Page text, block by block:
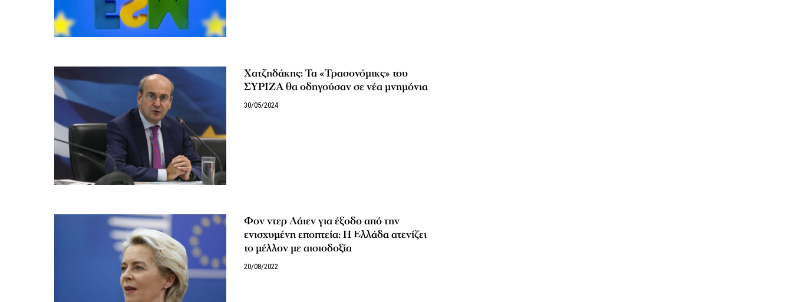
Χατζηδάκης: Τα «Τρασονόμικς» του
ΣΥΡΙΖΑ θα οδηγούσαν σε νέα μνημόνια
30/05/2024
Φον ντερ Λάιεν για έξοδο από την
ενισχυμένη εποπτεία: Η Ελλάδα ατενίζει
το μέλλον με αισιοδοξία
20/08/2022